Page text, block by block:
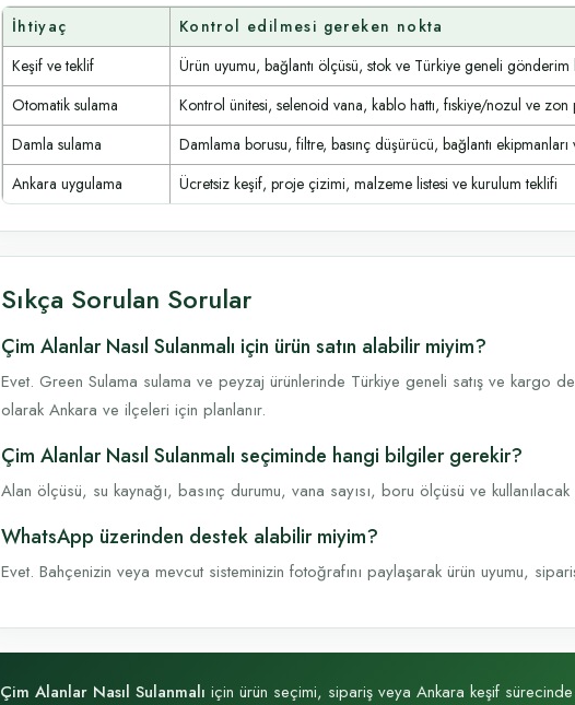
İhtiyaç
Kontrol edilmesi gereken nokta
Keşif ve teklif
Ürün uyumu, bağlantı ölçüsü, stok ve Türkiye geneli gönderim
Otomatik sulama
Kontrol ünitesi, selenoid vana, kablo hattı, fıskiye/nozul ve zon
Damla sulama
Damlama borusu, filtre, basınç düşürücü, bağlantı ekipmanları
Ankara uygulama
Ücretsiz keşif, proje çizimi, malzeme listesi ve kurulum teklifi
Sıkça Sorulan Sorular
Çim Alanlar Nasıl Sulanmalı için ürün satın alabilir miyim?
Evet. Green Sulama sulama ve peyzaj ürünlerinde Türkiye geneli satış ve kargo
olarak Ankara ve ilçeleri için planlanır.
Çim Alanlar Nasıl Sulanmalı seçiminde hangi bilgiler gerekir?
Alan ölçüsü, su kaynağı, basınç durumu, vana sayısı, boru ölçüsü ve
WhatsApp üzerinden destek alabilir miyim?
Evet. Bahçenizin veya mevcut sisteminizin fotoğrafını paylaşarak ürün uyumu,
Çim Alanlar Nasıl Sulanmalı için ürün seçimi, sipariş veya Ankara keşif sürecinde